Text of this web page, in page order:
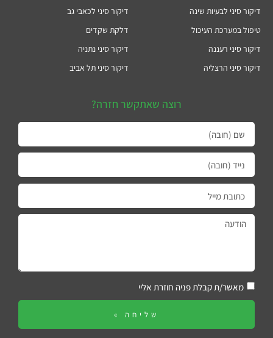
דיקור סיני לבעיות שינה
טיפול במערכת העיכול
דיקור סיני רעננה
דיקור סיני הרצליה
דיקור סיני לכאבי גב
דלקת שקדים
דיקור סיני נתניה
דיקור סיני תל אביב
רוצה שאתקשר חזרה?
מאשר/ת קבלת פניה חוזרת אליי
שליחה »